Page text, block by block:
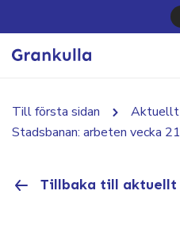
Till första sidan
Aktuellt
Stadsbanan: arbeten vecka 21
Tillbaka till aktuellt